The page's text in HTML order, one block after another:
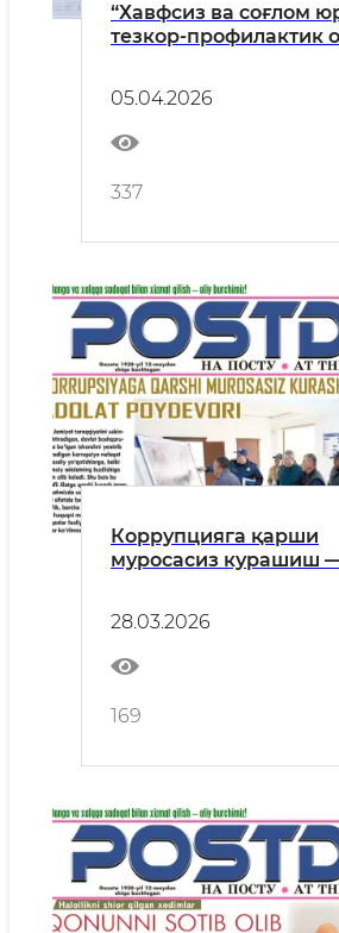
“Хавфсиз ва соғлом
тезкор-профилактик
хизматлари томонидан
амалга оширилган
рақамларда
05.04.2026
337
Коррупцияга қарши
муросасиз курашиш —
28.03.2026
169